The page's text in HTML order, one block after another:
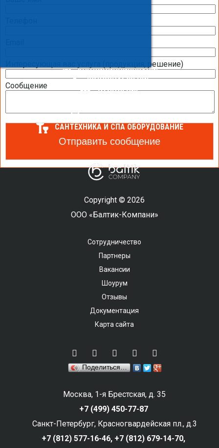
Интересующая вас услуга (продукция, решение)
Сообщение
ВЕНТИЛЯЦИЯ ПРОМЫШЛЕННЫХ ПОМЕЩЕНИЙ
КОНДИЦИОНИРОВАНИЕ
ВОДОСНАБЖЕНИЕ
ОТОПЛЕНИЕ
САНТЕХНИКА И СПА ОБОРУДОВАНИЕ
Copyright © 2026
ООО «Балтик-Компани»
Сотрудничество
Партнеры
Вакансии
Шоурум
Отзывы
Документация
Карта сайта
Поделиться…
Москва, 1-я Брестская, д. 35
+7 (499) 450-77-87
Санкт-Петербург, Красногвардейская пл., д.3
+7 (812) 577-16-46, +7 (812) 679-14-70,